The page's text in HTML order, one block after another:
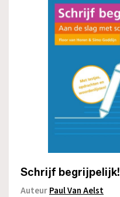
Schrijf begrijpelijk!
AuteurPaul Van Aelst